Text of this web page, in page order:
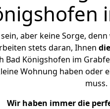
aber keine Sorge,
stets daran, Ihnen
Königshofen im
Wohnung haben
muss.
Wir haben immer die